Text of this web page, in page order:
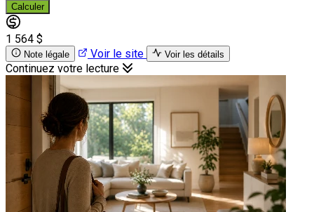
Calculer
1 564 $
Note légale Voir le site Voir les détails
Continuez votre lecture